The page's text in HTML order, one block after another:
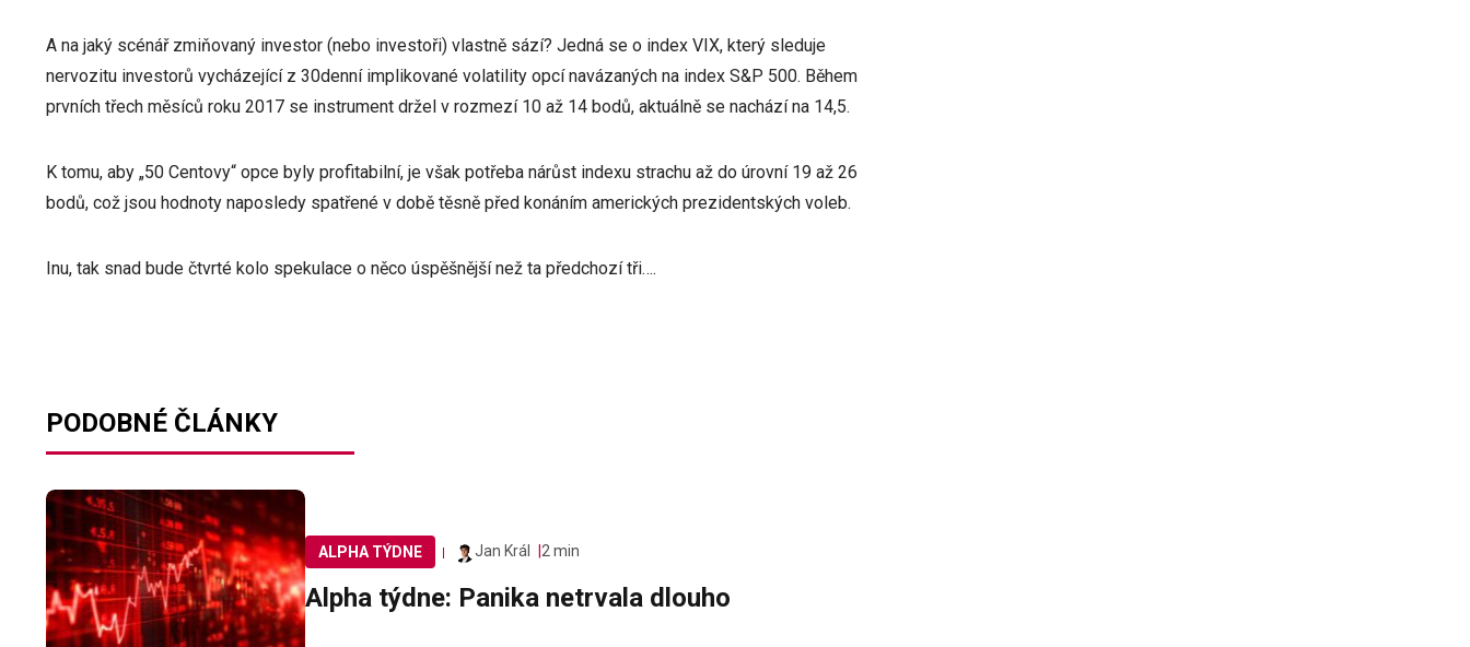
A na jaký scénář zmiňovaný investor (nebo investoři) vlastně sází? Jedná se o index VIX, který sleduje
nervozitu investorů vycházející z 30denní implikované volatility opcí navázaných na index S&P 500. Během
prvních třech měsíců roku 2017 se instrument držel v rozmezí 10 až 14 bodů, aktuálně se nachází na 14,5.
K tomu, aby „50 Centovy“ opce byly profitabilní, je však potřeba nárůst indexu strachu až do úrovní 19 až 26
bodů, což jsou hodnoty naposledy spatřené v době těsně před konáním amerických prezidentských voleb.
Inu, tak snad bude čtvrté kolo spekulace o něco úspěšnější než ta předchozí tři….
PODOBNÉ ČLÁNKY
ALPHA TÝDNE Jan Král 2 min
Alpha týdne: Panika netrvala dlouho